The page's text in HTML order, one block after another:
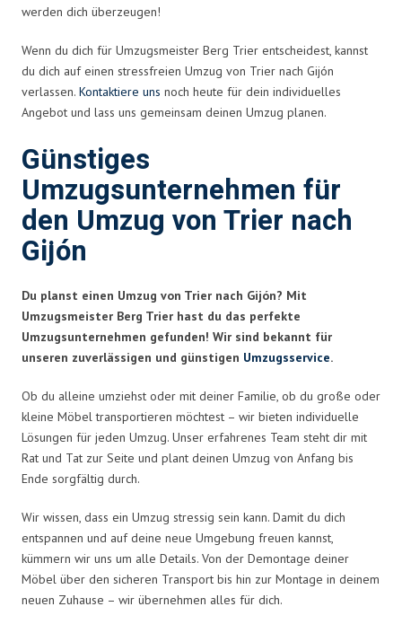
werden dich überzeugen!
Wenn du dich für Umzugsmeister Berg Trier entscheidest, kannst
du dich auf einen stressfreien Umzug von Trier nach Gijón
verlassen. Kontaktiere uns noch heute für dein individuelles
Angebot und lass uns gemeinsam deinen Umzug planen.
Günstiges
Umzugsunternehmen für
den Umzug von Trier nach
Gijón
Du planst einen Umzug von Trier nach Gijón? Mit
Umzugsmeister Berg Trier hast du das perfekte
Umzugsunternehmen gefunden! Wir sind bekannt für
unseren zuverlässigen und günstigen Umzugsservice.
Ob du alleine umziehst oder mit deiner Familie, ob du große oder
kleine Möbel transportieren möchtest – wir bieten individuelle
Lösungen für jeden Umzug. Unser erfahrenes Team steht dir mit
Rat und Tat zur Seite und plant deinen Umzug von Anfang bis
Ende sorgfältig durch.
Wir wissen, dass ein Umzug stressig sein kann. Damit du dich
entspannen und auf deine neue Umgebung freuen kannst,
kümmern wir uns um alle Details. Von der Demontage deiner
Möbel über den sicheren Transport bis hin zur Montage in deinem
neuen Zuhause – wir übernehmen alles für dich.